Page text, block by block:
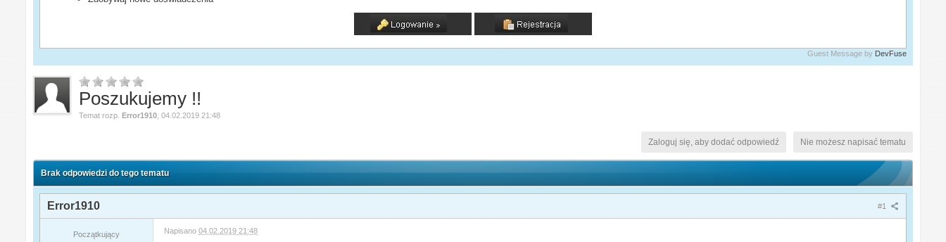
Guest Message by DevFuse
Poszukujemy !!
Temat rozp.Error1910 ,04.02.2019 21:48
Nie możesz napisać tematu
Zaloguj się, aby dodać odpowiedź
Brak odpowiedzi do tego tematu
#1
Error1910
Początkujący Napisano04.02.2019 21:48